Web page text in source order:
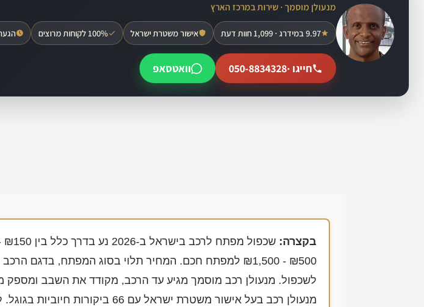
מנעולן מוסמך · שירות במרכז הארץ
9.97 במידרג · 1,099 חוות דעת אישור משטרת ישראל 100% לקוחות מרוצים הגעה תוך
חייגו ·050-8834328 וואטסאפ
בקצרה: שכפול מפתח לרכב בישראל ב-2026 נע בדרך כלל בין ₪150
₪1,500 - ₪500 למפתח חכם. המחיר תלוי בסוג המפתח, בדגם
לשכפול. מנעולן רכב מוסמך מגיע עד הרכב, מקודד את השבב ומספק
מנעולן רכב בעל אישור משטרת ישראל עם 66 ביקורות חיוביות בגוגל. לשירות מיידי באזור המרכז: